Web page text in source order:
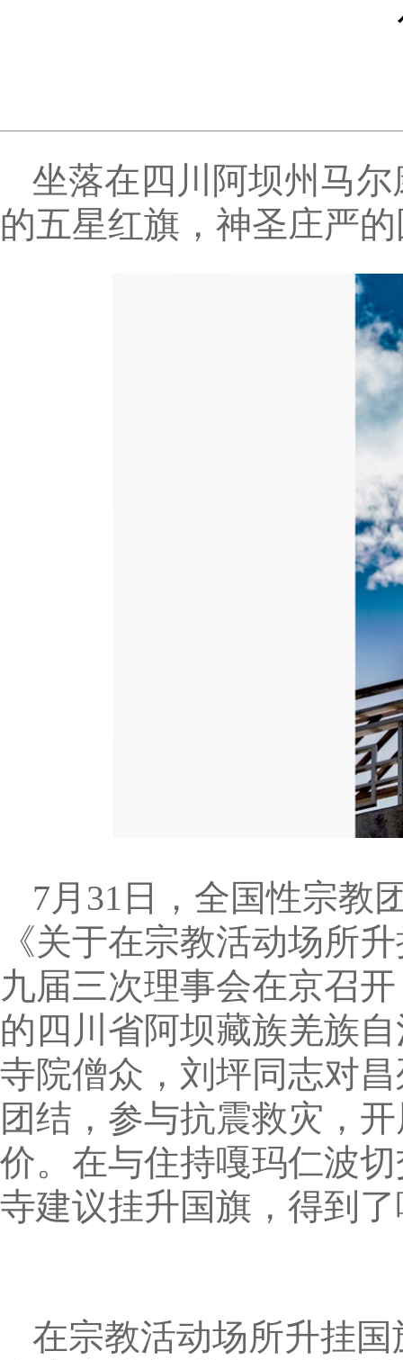
坐落在四川阿坝州马
的五星红旗，神圣庄严
7月31日，全国性宗教
《关于在宗教活动场所
九届三次理事会在京召
的四川省阿坝藏族羌族
寺院僧众，刘坪同志对
团结，参与抗震救灾，
价。在与住持嘎玛仁波
寺建议挂升国旗，得到
在宗教活动场所升挂